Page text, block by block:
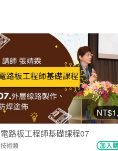
電路板工程師基礎課程07
技術類 加入